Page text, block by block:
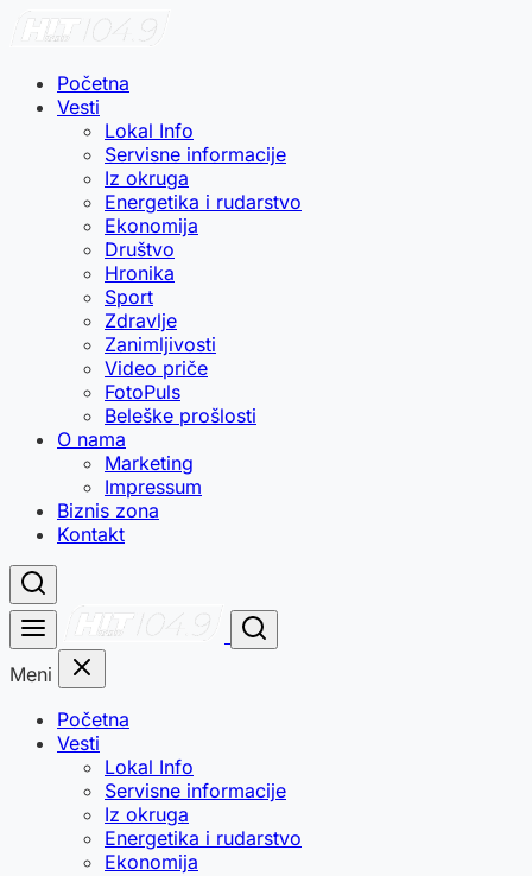
Početna
Vesti
Lokal Info
Servisne informacije
Iz okruga
Energetika i rudarstvo
Ekonomija
Društvo
Hronika
Sport
Zdravlje
Zanimljivosti
Video priče
FotoPuls
Beleške prošlosti
O nama
Marketing
Impressum
Biznis zona
Kontakt
Meni
Početna
Vesti
Lokal Info
Servisne informacije
Iz okruga
Energetika i rudarstvo
Ekonomija